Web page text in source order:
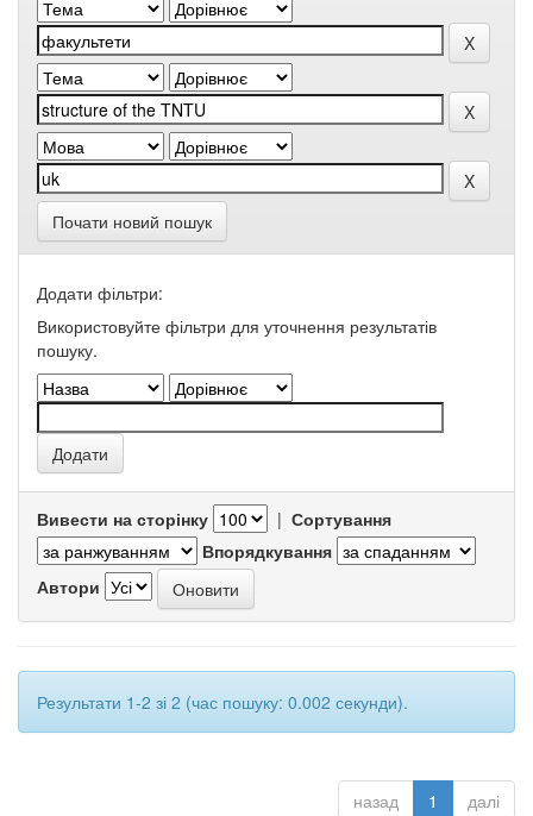
Почати новий пошук
Додати фільтри:
Використовуйте фільтри для уточнення результатів
пошуку.
Вивести на сторінку | Сортування
Впорядкування
Автори
Результати 1-2 зі 2 (час пошуку: 0.002 секунди).
назад 1 далі